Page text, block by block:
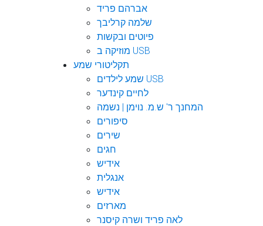
אברהם פריד
שלמה קרליבך
פיוטים ובקשות
מוזיקה ב USB
תקליטורי שמע
שמע לילדים USB
לחיים קינדער
המחנך ר' ש.מ. נוימן | נשמה
סיפורים
שירים
חגים
אידיש
אנגלית
אידיש
מארזים
לאה פריד ושרה קיסנר